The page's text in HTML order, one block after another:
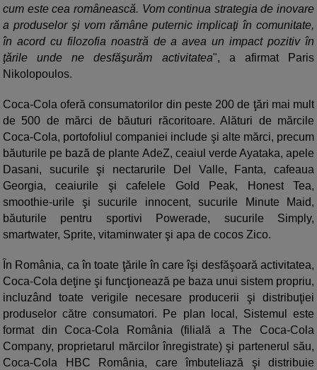
cum este cea românească. Vom continua strategia de inovare
a produselor şi vom rămâne puternic implicaţi în comunitate,
în acord cu filozofia noastră de a avea un impact pozitiv în
ţările unde ne desfăşurăm activitatea", a afirmat Paris
Nikolopoulos.
Coca-Cola oferă consumatorilor din peste 200 de ţări mai mult
de 500 de mărci de băuturi răcoritoare. Alături de mărcile
Coca-Cola, portofoliul companiei include şi alte mărci, precum
băuturile pe bază de plante AdeZ, ceaiul verde Ayataka, apele
Dasani, sucurile şi nectarurile Del Valle, Fanta, cafeaua
Georgia, ceaiurile şi cafelele Gold Peak, Honest Tea,
smoothie-urile şi sucurile innocent, sucurile Minute Maid,
băuturile pentru sportivi Powerade, sucurile Simply,
smartwater, Sprite, vitaminwater şi apa de cocos Zico.
În România, ca în toate ţările în care îşi desfăşoară activitatea,
Coca-Cola deţine şi funcţionează pe baza unui sistem propriu,
incluzând toate verigile necesare producerii şi distribuţiei
produselor către consumatori. Pe plan local, Sistemul este
format din Coca-Cola România (filială a The Coca-Cola
Company, proprietarul mărcilor înregistrate) şi partenerul său,
Coca-Cola HBC România, care îmbuteliază şi distribuie